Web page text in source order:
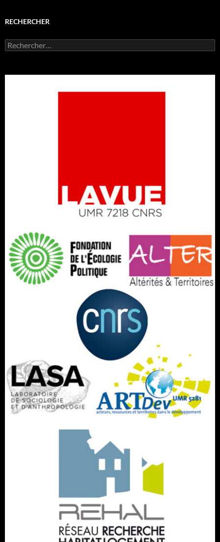
RECHERCHER
Rechercher :